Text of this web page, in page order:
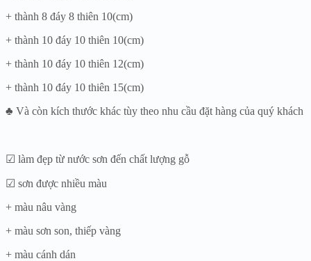
+ thành 8 đáy 8 thiên 10(cm)
+ thành 10 đáy 10 thiên 10(cm)
+ thành 10 đáy 10 thiên 12(cm)
+ thành 10 đáy 10 thiên 15(cm)
♣ Và còn kích thước khác tùy theo nhu cầu đặt hàng của quý khách
☑ làm đẹp từ nước sơn đến chất lượng gỗ
☑ sơn được nhiều màu
+ màu nâu vàng
+ màu sơn son, thiếp vàng
+ màu cánh dán